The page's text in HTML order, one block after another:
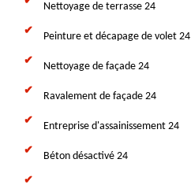
Nettoyage de terrasse 24
Peinture et décapage de volet 24
Nettoyage de façade 24
Ravalement de façade 24
Entreprise d'assainissement 24
Béton désactivé 24